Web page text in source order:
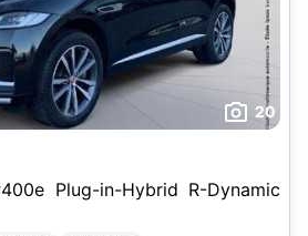
20
Plug-in-Hybrid R-Dynamic